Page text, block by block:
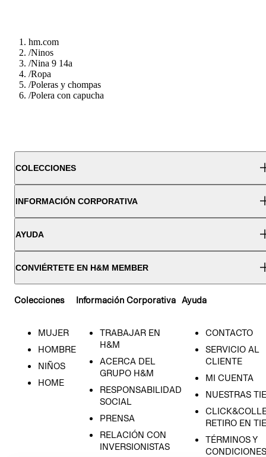
hm.com
/Ninos
/Nina 9 14a
/Ropa
/Poleras y chompas
/Polera con capucha
COLECCIONES
INFORMACIÓN CORPORATIVA
AYUDA
CONVIÉRTETE EN H&M MEMBER
Colecciones
MUJER
HOMBRE
NIÑOS
HOME
Información Corporativa
TRABAJAR EN
H&M
ACERCA DEL
GRUPO H&M
RESPONSABILIDAD
SOCIAL
PRENSA
RELACIÓN CON
INVERSIONISTAS
Ayuda
CONTACTO
SERVICIO AL
CLIENTE
MI CUENTA
NUESTRAS
RETIRO EN
TÉRMINOS Y
CONDICIONES